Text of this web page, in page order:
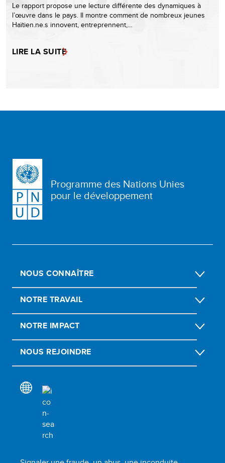
Le rapport propose une lecture différente des dynamiques à
l’œuvre dans le pays. Il montre comment de nombreux jeunes
Haïtien.ne.s innovent, entreprennent,…
LIRE LA SUITE
Programme des Nations Unies
pour le développement
NOUS CONNAÎTRE
NOTRE TRAVAIL
NOTRE IMPACT
NOUS REJOINDRE